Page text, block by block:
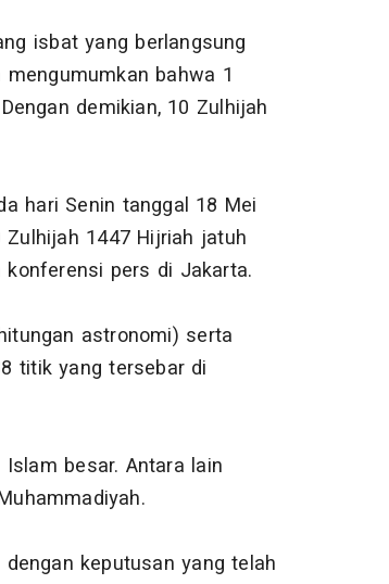
isbat yang berlangsung
bahwa 1
demikian, 10 Zulhijah
hari Senin tanggal 18 Mei
Zulhijah 1447 Hijriah jatuh
konferensi pers di Jakarta.
astronomi) serta
titik yang tersebar di
besar. Antara lain
keputusan yang telah